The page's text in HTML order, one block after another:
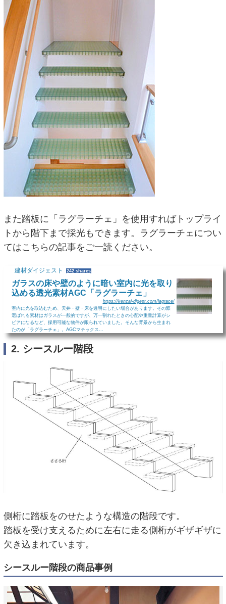
また踏板に「ラグラーチェ」を使用すればトップライ
トから階下まで採光もできます。ラグラーチェについ
てはこちらの記事をご一読ください。
建材ダイジェスト 242 shares
ガラスの床や壁のように暗い室内に光を取り
込める透光素材AGC「ラグラーチェ」
https://kenzai-digest.com/lagrace/
室内に光を取込むため、天井・壁・床を透明にしたい場合があります。その際
選ばれる素材はガラスが一般的ですが、万一割れたときの心配や重量計算がシ
ビアになるなど、採用可能な物件が限られていました。そんな背景から生まれ
たのが「ラグラーチェ」。AGCマテックス...
2. シースルー階段
側桁に踏板をのせたような構造の階段です。
踏板を受け支えるために左右に走る側桁がギザギザに
欠き込まれています。
シースルー階段の商品事例